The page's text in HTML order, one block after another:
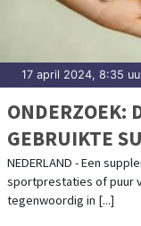
17 april 2024, 8:35
ONDERZOEK:
GEBRUIKTE
NEDERLAND
NEDERLAND - Een
sportprestaties of puur
tegenwoordig in [...]